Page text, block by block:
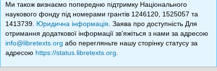
Ми також визнаємо попередню підтримку Національного
наукового фонду під номерами грантів 1246120, 1525057 та
1413739. Юридична інформація . Заява про доступність Для
отримання додаткової інформації зв’яжіться з нами за адресою
info@libretexts.org або перегляньте нашу сторінку статусу за
адресою https://status.libretexts.org